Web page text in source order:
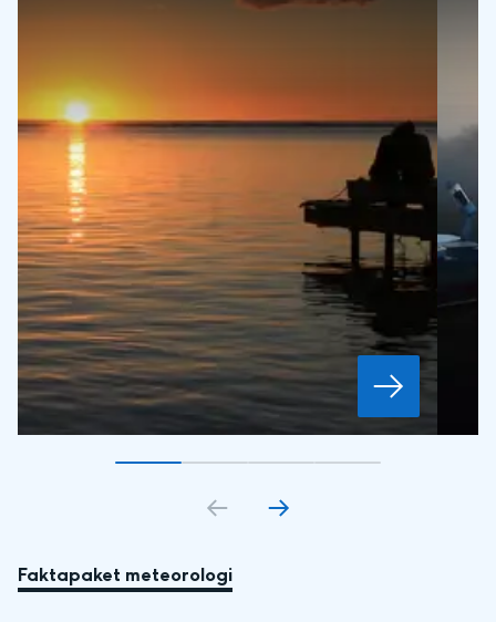
Gå till bildkort1
Gå till bildkort2
Gå till bildkort3
Gå till bildkort
Faktapaket meteorologi